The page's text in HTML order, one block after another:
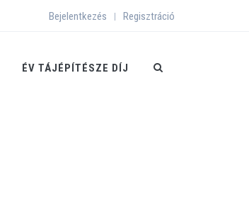
Bejelentkezés | Regisztráció
ÉV TÁJÉPÍTÉSZE DÍJ